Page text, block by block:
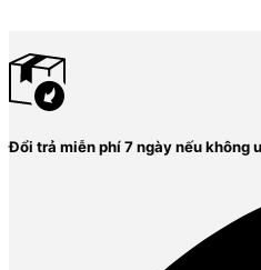
Đổi trả miễn phí 7 ngày nếu không